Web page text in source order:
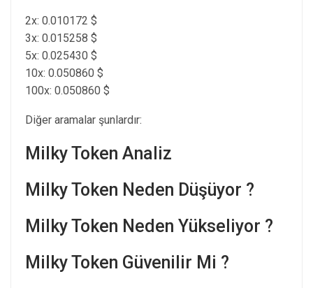
2x: 0.010172 $
3x: 0.015258 $
5x: 0.025430 $
10x: 0.050860 $
100x: 0.050860 $
Diğer aramalar şunlardır:
Milky Token Analiz
Milky Token Neden Düşüyor ?
Milky Token Neden Yükseliyor ?
Milky Token Güvenilir Mi ?